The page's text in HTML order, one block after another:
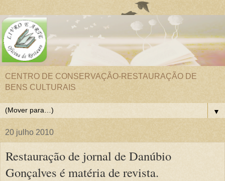
CENTRO DE CONSERVAÇÃO-RESTAURAÇÃO DE
BENS CULTURAIS
▼
20 julho 2010
Restauração de jornal de Danúbio
Gonçalves é matéria de revista.